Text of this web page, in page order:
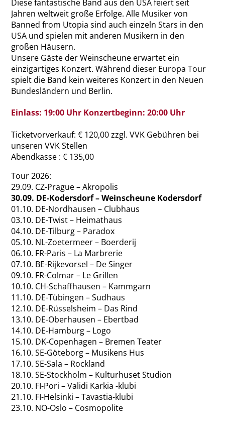
Diese fantastische Band aus den USA feiert seit
Jahren weltweit große Erfolge. Alle Musiker von
Banned from Utopia sind auch einzeln Stars in den
USA und spielen mit anderen Musikern in den
großen Häusern.
Unsere Gäste der Weinscheune erwartet ein
einzigartiges Konzert. Während dieser Europa Tour
spielt die Band kein weiteres Konzert in den Neuen
Bundesländern und Berlin.
Einlass: 19:00 Uhr Konzertbeginn: 20:00 Uhr
Ticketvorverkauf: € 120,00 zzgl. VVK Gebühren bei
unseren VVK Stellen
Abendkasse : € 135,00
Tour 2026:
29.09. CZ-Prague – Akropolis
30.09. DE-Kodersdorf – Weinscheune Kodersdorf
01.10. DE-Nordhausen – Clubhaus
03.10. DE-Twist – Heimathaus
04.10. DE-Tilburg – Paradox
05.10. NL-Zoetermeer – Boerderij
06.10. FR-Paris – La Marbrerie
07.10. BE-Rijkevorsel – De Singer
09.10. FR-Colmar – Le Grillen
10.10. CH-Schaffhausen – Kammgarn
11.10. DE-Tübingen – Sudhaus
12.10. DE-Rüsselsheim – Das Rind
13.10. DE-Oberhausen – Ebertbad
14.10. DE-Hamburg – Logo
15.10. DK-Copenhagen – Bremen Teater
16.10. SE-Göteborg – Musikens Hus
17.10. SE-Sala – Rockland
18.10. SE-Stockholm – Kulturhuset Studion
20.10. FI-Pori – Validi Karkia -klubi
21.10. FI-Helsinki – Tavastia-klubi
23.10. NO-Oslo – Cosmopolite